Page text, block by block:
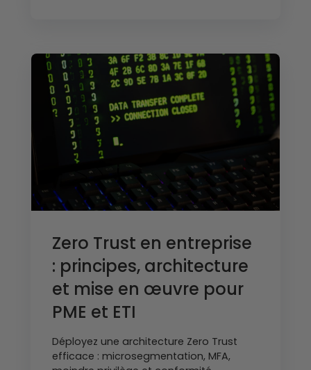
Zero Trust en entreprise
: principes, architecture
et mise en œuvre pour
PME et ETI
Déployez une architecture Zero Trust
efficace : microsegmentation, MFA,